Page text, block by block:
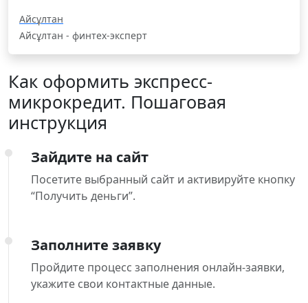
Айсұлтан
Айсұлтан - финтех-эксперт
Как оформить экспресс-
микрокредит. Пошаговая
инструкция
Зайдите на сайт
Посетите выбранный сайт и активируйте кнопку
“Получить деньги”.
Заполните заявку
Пройдите процесс заполнения онлайн-заявки,
укажите свои контактные данные.